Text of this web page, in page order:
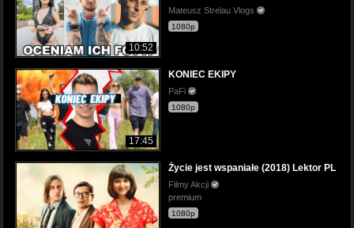
10:52
Mateusz Strelau Vlogs
1080p
17:45
KONIEC EKIPY
PaFi
1080p
Życie jest wspaniałe (2018) Lektor PL
Filmy Akcji
premium
1080p